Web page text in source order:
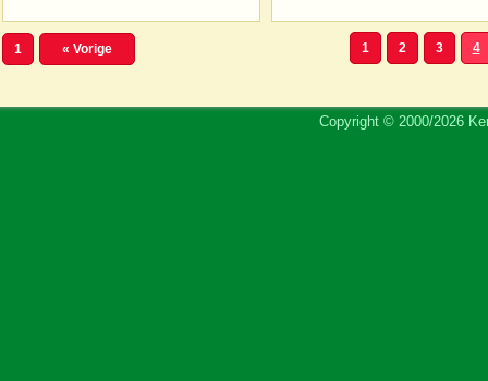
1 « Vorige 1 2 3 4
Copyright © 2000/2026